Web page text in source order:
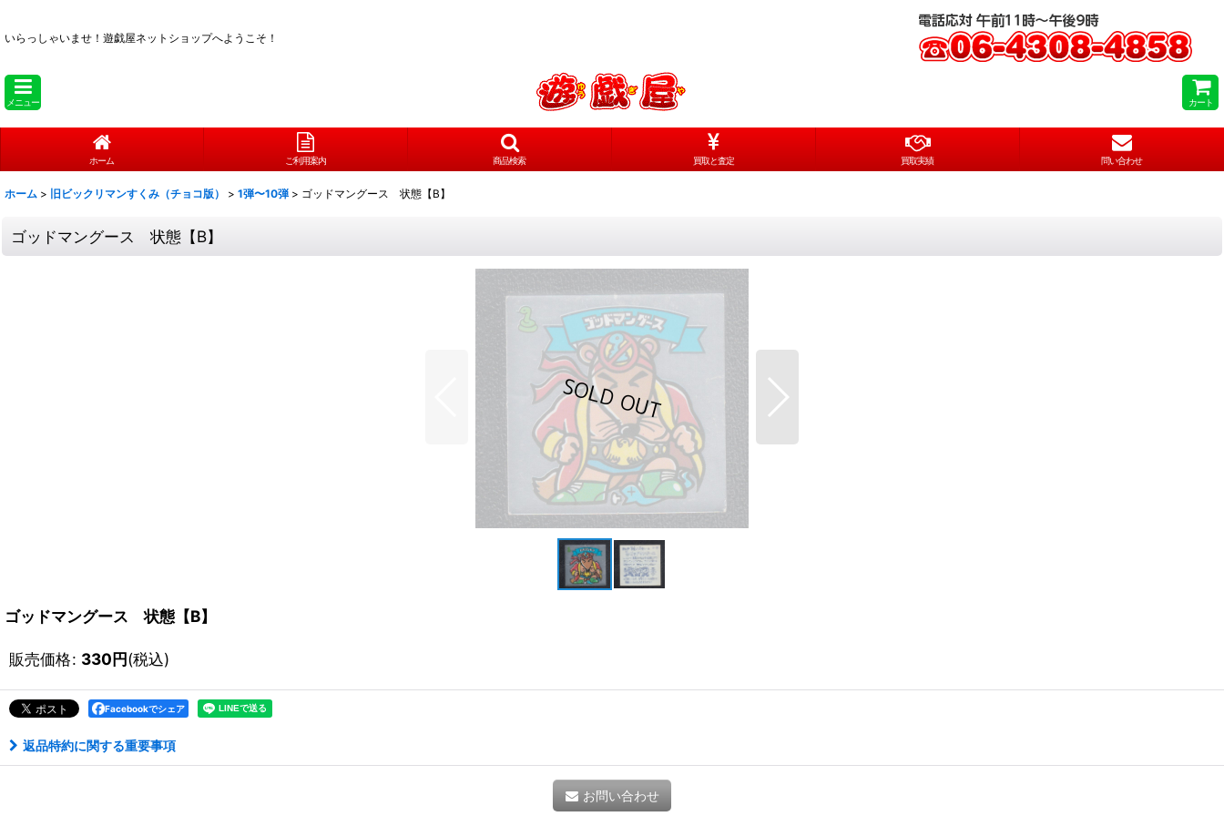
いらっしゃいませ！ 遊戯屋ネットショップへようこそ！
メニュー カート
ホーム ご利用案内 商品検索 買取と査定 買取実績 問い合わせ
ホーム > 旧ビックリマンすくみ（チョコ版） > 1弾〜10弾 > ゴッドマングース 状態【B】
ゴッドマングース 状態【B】
ゴッドマングース 状態【B】
販売価格: 330円(税込)
Facebookでシェア
返品特約に関する重要事項
お問い合わせ